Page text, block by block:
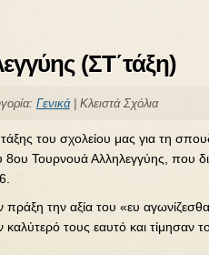
(ΣΤ΄τάξη)
Γενικά| Κλειστά Σχόλια
του σχολείου μας για τη
8ου Τουρνουά Αλληλεγγύης, που
πράξη την αξία του «ευ
τους εαυτό και τίμησαν